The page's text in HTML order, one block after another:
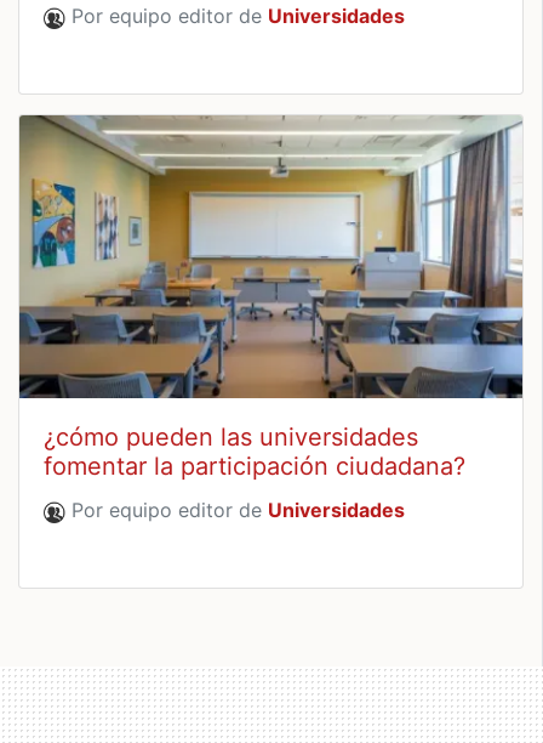
Por equipo editor de Universidades
¿cómo pueden las universidades
fomentar la participación ciudadana?
Por equipo editor de Universidades